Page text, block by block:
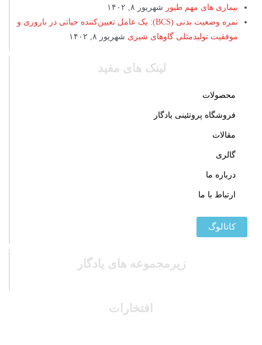
بیماری های مهم طیور شهریور ۸, ۱۴۰۲
نمره وضعیت بدنی (BCS): یک عامل تعیین‌کننده حیاتی در باروری و
موفقیت تولیدمثلی گاوهای شیری شهریور ۸, ۱۴۰۲
لینک های مفید
محصولات
فروشگاه پروتئینی یادگار
مقالات
گالری
درباره ما
ارتباط با ما
کاتالوگ
زیرمجموعه های یادگار
افتخارات